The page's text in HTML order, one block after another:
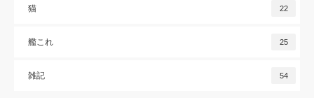
猫 22
艦これ 25
雑記 54